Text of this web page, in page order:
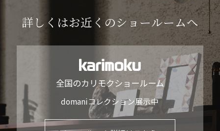
詳しくはお近くのショールームへ
全国のカリモクショールーム
domaniコレクション展示中